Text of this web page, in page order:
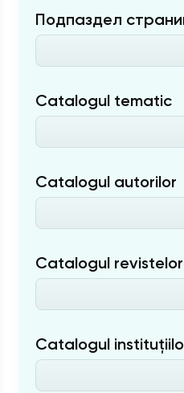
Подпаздел
Catalogul tematic
Catalogul autorilor
Catalogul revistelor
Catalogul